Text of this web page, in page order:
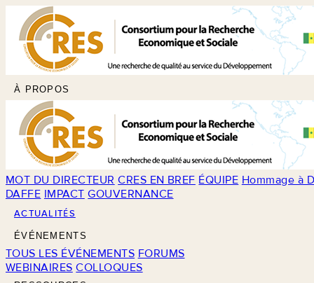
À PROPOS
MOT DU DIRECTEUR CRES EN BREF ÉQUIPE Hommage à
DAFFE IMPACT GOUVERNANCE
ACTUALITÉS
ÉVÉNEMENTS
TOUS LES ÉVÉNEMENTS FORUMS
WEBINAIRES COLLOQUES